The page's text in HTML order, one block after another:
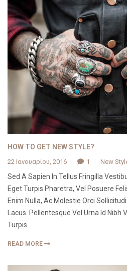
HOW TO GET NEW STYLE?
22 Ιανουαρίου, 2016 1 New
Sed A Sapien In Tellus Fringilla
Eget Turpis Pharetra, Vel Posuere
Enim Nulla, Ac Molestie Orci
Lacus. Pellentesque Vel Urna Id Nibh
Turpis.
READ MORE